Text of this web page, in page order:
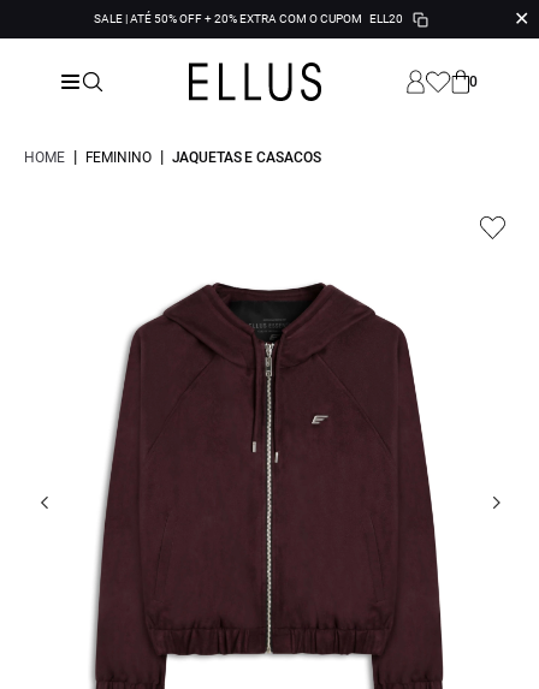
SALE | ATÉ 50% OFF + 20% EXTRA COM O CUPOM ELL20 ✕
0
HOME | FEMININO | JAQUETAS E CASACOS